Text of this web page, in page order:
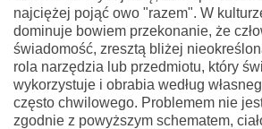
najciężej pojąć owo "razem". W
dominuje bowiem przekonanie, że
świadomość, zresztą bliżej
rola narzędzia lub przedmiotu, który
wykorzystuje i obrabia według
często chwilowego. Problemem nie
zgodnie z powyższym schematem,